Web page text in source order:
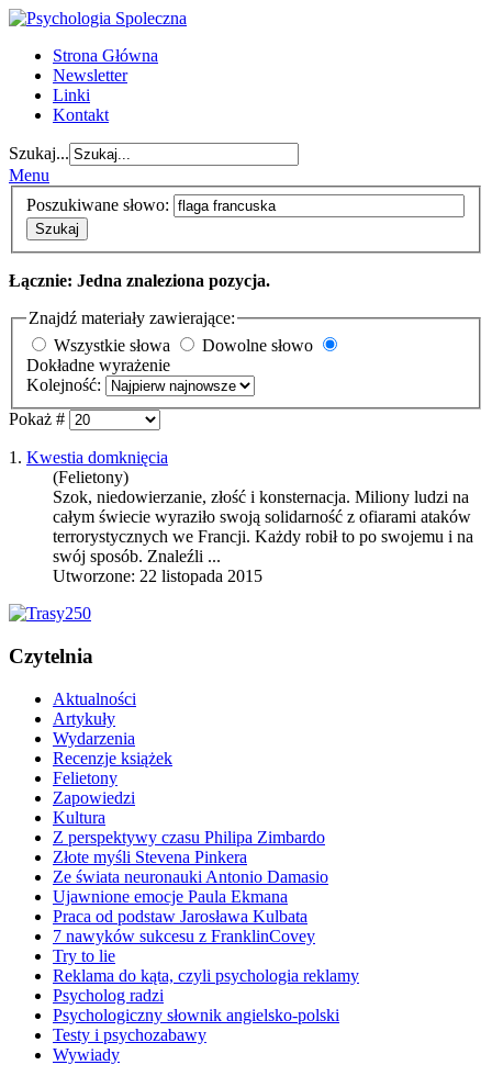
Strona Główna
Newsletter
Linki
Kontakt
Szukaj...
Menu
Poszukiwane słowo:
Szukaj
Łącznie: Jedna znaleziona pozycja.
Znajdź materiały zawierające:
Wszystkie słowa
Dowolne słowo
Dokładne wyrażenie
Kolejność:
Pokaż #
1. Kwestia domknięcia
(Felietony)
Szok, niedowierzanie, złość i konsternacja. Miliony ludzi na
całym świecie wyraziło swoją solidarność z ofiarami ataków
terrorystycznych we Francji. Każdy robił to po swojemu i na
swój sposób. Znaleźli ...
Utworzone: 22 listopada 2015
Czytelnia
Aktualności
Artykuły
Wydarzenia
Recenzje książek
Felietony
Zapowiedzi
Kultura
Z perspektywy czasu Philipa Zimbardo
Złote myśli Stevena Pinkera
Ze świata neuronauki Antonio Damasio
Ujawnione emocje Paula Ekmana
Praca od podstaw Jarosława Kulbata
7 nawyków sukcesu z FranklinCovey
Try to lie
Reklama do kąta, czyli psychologia reklamy
Psycholog radzi
Psychologiczny słownik angielsko-polski
Testy i psychozabawy
Wywiady